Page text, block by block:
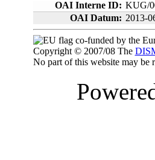
OAI Interne ID: KUG/
OAI Datum: 2013-
co-funded by the
Copyright © 2007/08 The
No part of this website may